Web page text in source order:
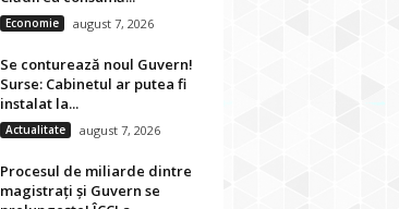
Economie august 7, 2026
Se conturează noul Guvern!
Surse: Cabinetul ar putea fi
instalat la...
Actualitate august 7, 2026
Procesul de miliarde dintre
magistrați și Guvern se